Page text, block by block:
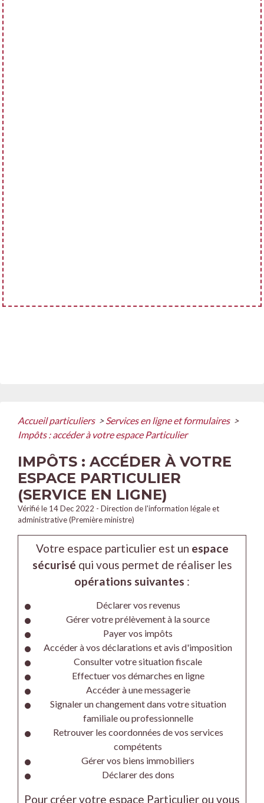
Accueil particuliers > Services en ligne et formulaires >
Impôts : accéder à votre espace Particulier
IMPÔTS : ACCÉDER À VOTRE
ESPACE PARTICULIER
(SERVICE EN LIGNE)
Vérifié le 14 Dec 2022 - Direction de l'information légale et
administrative (Première ministre)
Votre espace particulier est un espace
sécurisé qui vous permet de réaliser les
opérations suivantes :
Déclarer vos revenus
Gérer votre prélèvement à la source
Payer vos impôts
Accéder à vos déclarations et avis d'imposition
Consulter votre situation fiscale
Effectuer vos démarches en ligne
Accéder à une messagerie
Signaler un changement dans votre situation
familiale ou professionnelle
Retrouver les coordonnées de vos services
compétents
Gérer vos biens immobiliers
Déclarer des dons
Pour créer votre espace Particulier ou vous